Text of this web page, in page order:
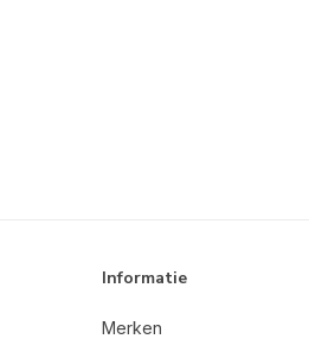
Informatie
Merken